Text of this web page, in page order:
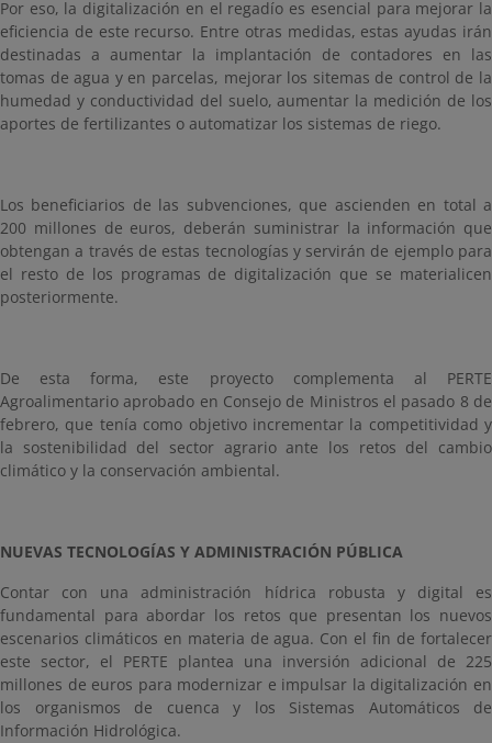
Por eso, la digitalización en el regadío es esencial para mejorar la
eficiencia de este recurso. Entre otras medidas, estas ayudas irán
destinadas a aumentar la implantación de contadores en las
tomas de agua y en parcelas, mejorar los sitemas de control de la
humedad y conductividad del suelo, aumentar la medición de los
aportes de fertilizantes o automatizar los sistemas de riego.
Los beneficiarios de las subvenciones, que ascienden en total a
200 millones de euros, deberán suministrar la información que
obtengan a través de estas tecnologías y servirán de ejemplo para
el resto de los programas de digitalización que se materialicen
posteriormente.
De esta forma, este proyecto complementa al PERTE
Agroalimentario aprobado en Consejo de Ministros el pasado 8 de
febrero, que tenía como objetivo incrementar la competitividad y
la sostenibilidad del sector agrario ante los retos del cambio
climático y la conservación ambiental.
NUEVAS TECNOLOGÍAS Y ADMINISTRACIÓN PÚBLICA
Contar con una administración hídrica robusta y digital es
fundamental para abordar los retos que presentan los nuevos
escenarios climáticos en materia de agua. Con el fin de fortalecer
este sector, el PERTE plantea una inversión adicional de 225
millones de euros para modernizar e impulsar la digitalización en
los organismos de cuenca y los Sistemas Automáticos de
Información Hidrológica.